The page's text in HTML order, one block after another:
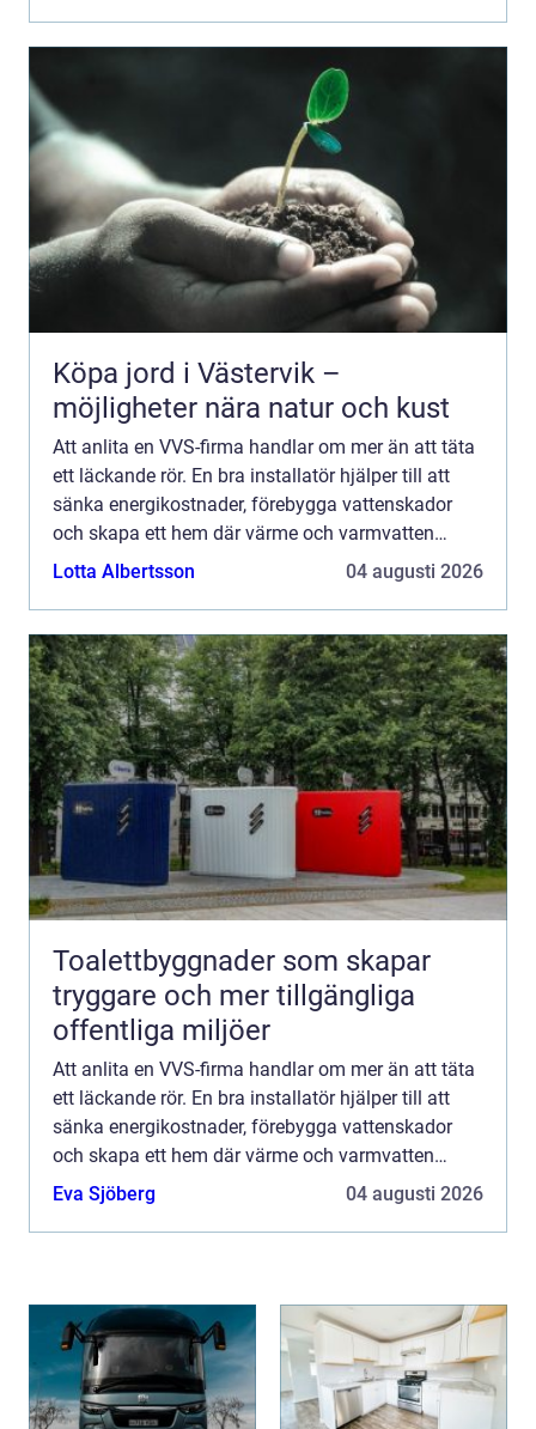
Köpa jord i Västervik –
möjligheter nära natur och kust
Att anlita en VVS-firma handlar om mer än att täta
ett läckande rör. En bra installatör hjälper till att
sänka energikostnader, förebygga vattenskador
och skapa ett hem där värme och varmvatten
fungerar som de ska, året runt. I Göteborg, med
Lotta Albertsson 04 augusti 2026
Toalettbyggnader som skapar
tryggare och mer tillgängliga
offentliga miljöer
Att anlita en VVS-firma handlar om mer än att täta
ett läckande rör. En bra installatör hjälper till att
sänka energikostnader, förebygga vattenskador
och skapa ett hem där värme och varmvatten
fungerar som de ska, året runt. I Göteborg, med
Eva Sjöberg 04 augusti 2026